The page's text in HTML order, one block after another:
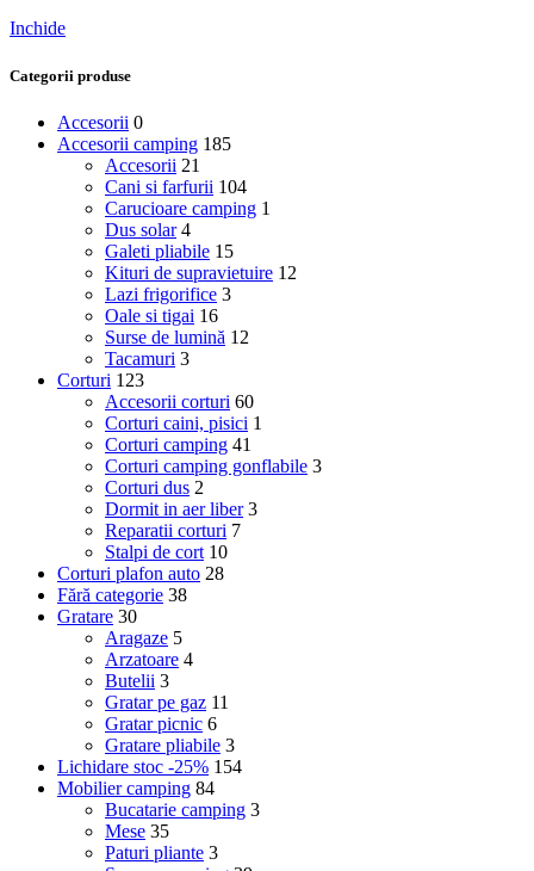
Inchide
Categorii produse
Accesorii 0
Accesorii camping 185
Accesorii 21
Cani si farfurii 104
Carucioare camping 1
Dus solar 4
Galeti pliabile 15
Kituri de supravietuire 12
Lazi frigorifice 3
Oale si tigai 16
Surse de lumină 12
Tacamuri 3
Corturi 123
Accesorii corturi 60
Corturi caini, pisici 1
Corturi camping 41
Corturi camping gonflabile 3
Corturi dus 2
Dormit in aer liber 3
Reparatii corturi 7
Stalpi de cort 10
Corturi plafon auto 28
Fără categorie 38
Gratare 30
Aragaze 5
Arzatoare 4
Butelii 3
Gratar pe gaz 11
Gratar picnic 6
Gratare pliabile 3
Lichidare stoc -25% 154
Mobilier camping 84
Bucatarie camping 3
Mese 35
Paturi pliante 3